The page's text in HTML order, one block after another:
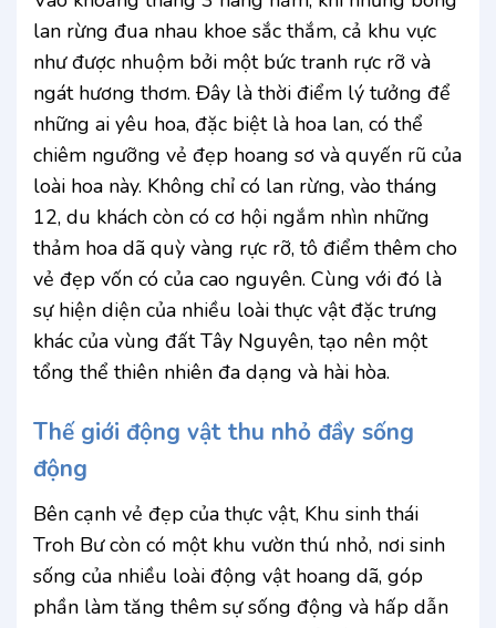
lan rừng đua nhau khoe sắc thắm, cả khu vực
như được nhuộm bởi một bức tranh rực rỡ và
ngát hương thơm. Đây là thời điểm lý tưởng để
những ai yêu hoa, đặc biệt là hoa lan, có thể
chiêm ngưỡng vẻ đẹp hoang sơ và quyến rũ của
loài hoa này. Không chỉ có lan rừng, vào tháng
12, du khách còn có cơ hội ngắm nhìn những
thảm hoa dã quỳ vàng rực rỡ, tô điểm thêm cho
vẻ đẹp vốn có của cao nguyên. Cùng với đó là
sự hiện diện của nhiều loài thực vật đặc trưng
khác của vùng đất Tây Nguyên, tạo nên một
tổng thể thiên nhiên đa dạng và hài hòa.
Thế giới động vật thu nhỏ đầy sống
động
Bên cạnh vẻ đẹp của thực vật, Khu sinh thái
Troh Bư còn có một khu vườn thú nhỏ, nơi sinh
sống của nhiều loài động vật hoang dã, góp
phần làm tăng thêm sự sống động và hấp dẫn